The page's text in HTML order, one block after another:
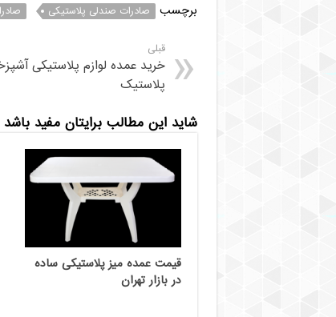
برچسب صادرات صندلی پلاستیکی
قبلی
خرید عمده لوازم پلاستیکی
پلاستیک
شاید این مطالب برایتان مفید باشد
قیمت عمده میز پلاستیکی ساده
در بازار تهران